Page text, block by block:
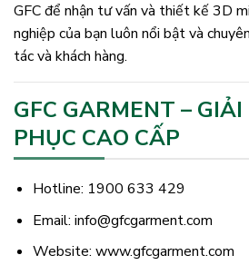
GFC để nhận tư vấn và thiết kế 3D
nghiệp của bạn luôn nổi bật và
tác và khách hàng.
GFC GARMENT –
PHỤC CAO CẤP
Hotline: 1900 633 429
Email: info@gfcgarment.com
Website: www.gfcgarment.com